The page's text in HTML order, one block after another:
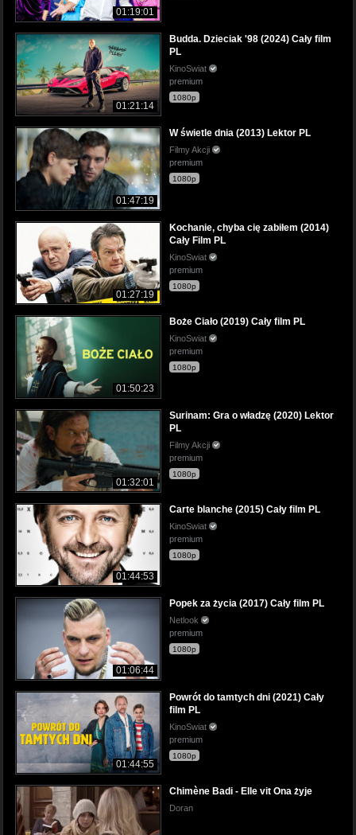
01:19:01
01:21:14
Budda. Dzieciak '98 (2024) Cały film
PL
KinoSwiat
premium
1080p
01:47:19
W świetle dnia (2013) Lektor PL
Filmy Akcji
premium
1080p
01:27:19
Kochanie, chyba cię zabiłem (2014)
Cały Film PL
KinoSwiat
premium
1080p
01:50:23
Boże Ciało (2019) Cały film PL
KinoSwiat
premium
1080p
01:32:01
Surinam: Gra o władzę (2020) Lektor
PL
Filmy Akcji
premium
1080p
01:44:53
Carte blanche (2015) Cały film PL
KinoSwiat
premium
1080p
01:06:44
Popek za życia (2017) Cały film PL
Netlook
premium
1080p
01:44:55
Powrót do tamtych dni (2021) Cały
film PL
KinoSwiat
premium
1080p
Chimène Badi - Elle vit Ona żyje
Doran